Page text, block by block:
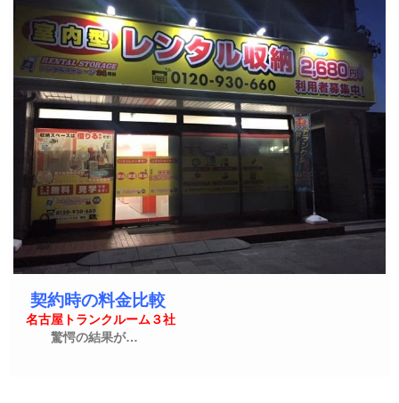
契約時の料金比較
名古屋トランクルーム３社
驚愕の結果が…